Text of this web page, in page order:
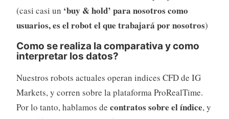
(casi casi un ‘buy & hold’ para nosotros como
usuarios, es el robot el que trabajará por nosotros)
Como se realiza la comparativa y como
interpretar los datos?
Nuestros robots actuales operan indices CFD de IG
Markets, y corren sobre la plataforma ProRealTime.
Por lo tanto, hablamos de contratos sobre el índice, y